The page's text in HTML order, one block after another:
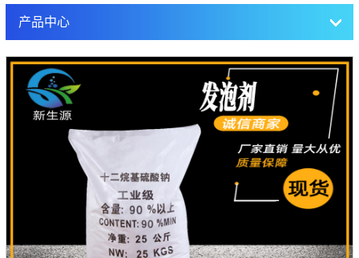
产品中心